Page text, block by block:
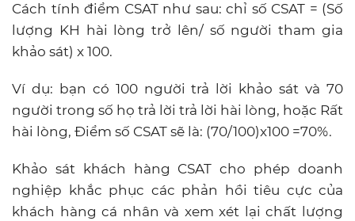
Cách tính điểm CSAT như sau: chỉ số CSAT = (Số
lượng KH hài lòng trở lên/ số người tham gia
khảo sát) x 100.
Ví dụ: bạn có 100 người trả lời khảo sát và 70
người trong số họ trả lời trả lời hài lòng, hoặc Rất
hài lòng, Điểm số CSAT sẽ là: (70/100)x100 =70%.
Khảo sát khách hàng CSAT cho phép doanh
nghiệp khắc phục các phản hồi tiêu cực của
khách hàng cá nhân và xem xét lại chất lượng